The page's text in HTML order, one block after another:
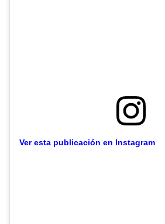
Ver esta publicación en Instagram